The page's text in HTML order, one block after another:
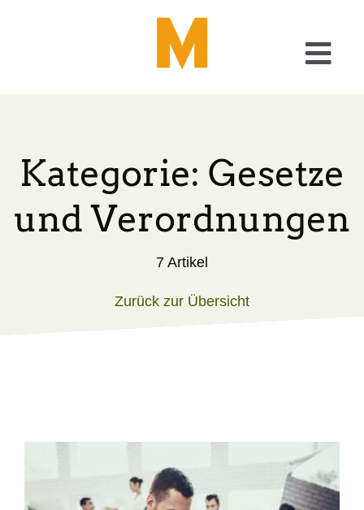
Checkliste Barrierefreiheit
A11y – Generator
Kategorie: Gesetze
und Verordnungen
7 Artikel
Zurück zur Übersicht